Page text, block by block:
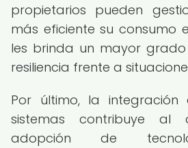
propietarios pueden
más eficiente su consumo
les brinda un mayor
resiliencia frente a
Por último, la
sistemas contribuye al
adopción de